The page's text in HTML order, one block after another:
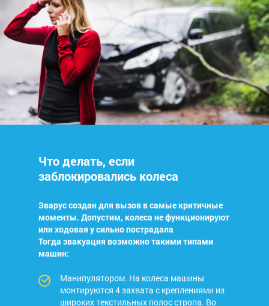
Что делать, если
заблокировались колеса
Эварус создан для вызов в самые критичные
моменты. Допустим, колеса не функционируют
или ходовая у сильно пострадала
Тогда эвакуация возможно такими типами
машин:
Манипулятором. На колеса машины
монтируются 4 захвата с креплениями из
широких текстильных полос стропа. Во